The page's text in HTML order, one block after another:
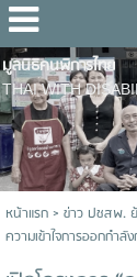
มูลนิธิคนพิการไทย
THAI WITH
หน้าแรก> ข่าว ปชสพ.
ความเข้าใจการออกกำ